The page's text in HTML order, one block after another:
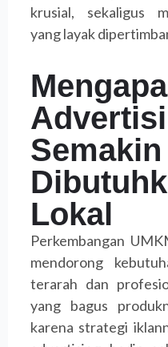
krusial, sekaligus
yang layak
Semakin
Lokal
Perkembangan
mendorong
terarah dan
yang bagus
karena strategi